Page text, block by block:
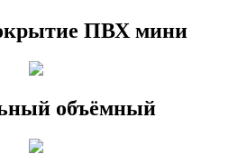
ПВХ мини
объёмный